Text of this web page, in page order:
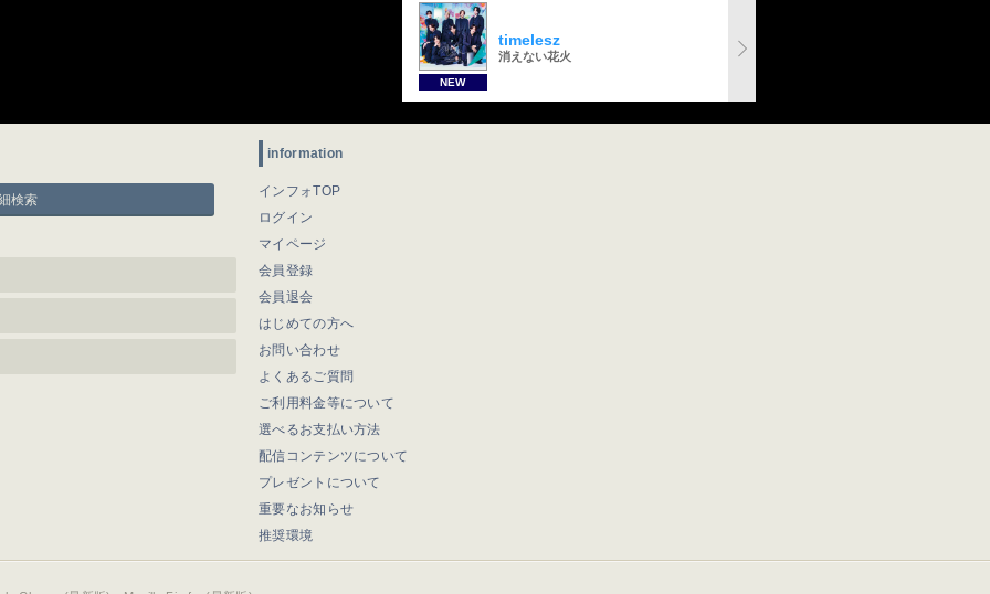
NEW
timelesz
消えない花火
検索
information
インフォTOP
ログイン
マイページ
会員登録
会員退会
はじめての方へ
お問い合わせ
よくあるご質問
ご利用料金等について
選べるお支払い方法
配信コンテンツについて
プレゼントについて
重要なお知らせ
推奨環境